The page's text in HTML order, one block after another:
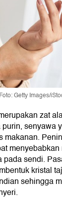
Getty Images/
zat
senyawa
makanan.
pada sendi.
kristal
sehingga